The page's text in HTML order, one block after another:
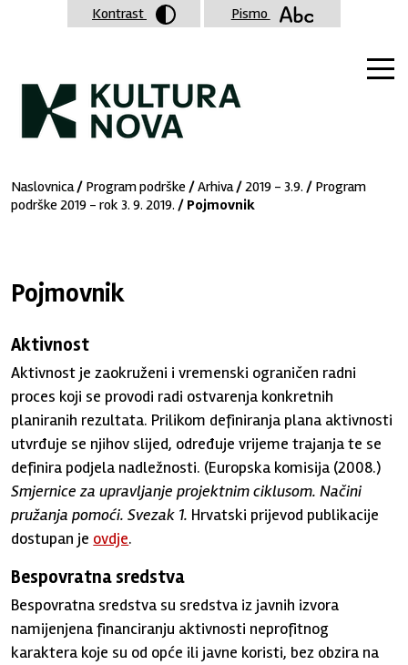
Naslovnica/ Program podrške /Arhiva/2019 - 3.9. / Program
podrške 2019 - rok 3. 9. 2019. / Pojmovnik
Pojmovnik
Aktivnost
Aktivnost je zaokruženi i vremenski ograničen radni
proces koji se provodi radi ostvarenja konkretnih
planiranih rezultata. Prilikom definiranja plana aktivnosti
utvrđuje se njihov slijed, određuje vrijeme trajanja te se
definira podjela nadležnosti. (Europska komisija (2008.)
Smjernice za upravljanje projektnim ciklusom. Načini
pružanja pomoći. Svezak 1. Hrvatski prijevod publikacije
dostupan je ovdje.
Bespovratna sredstva
Bespovratna sredstva su sredstva iz javnih izvora
namijenjena financiranju aktivnosti neprofitnog
karaktera koje su od opće ili javne koristi, bez obzira na
Kontrast Pismo